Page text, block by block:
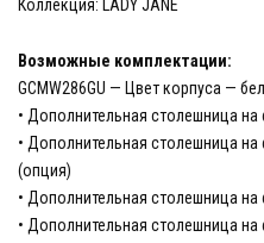
Коллекция: LADY JANE
Возможные комплектации:
GCMW286GU — Цвет корпуса —
• Дополнительная столешница
• Дополнительная столешница
(опция)
• Дополнительная столешница
• Дополнительная столешница